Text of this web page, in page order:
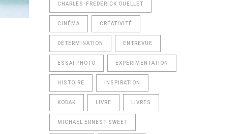
CHARLES-FREDERICK OUELLET
CINÉMA CRÉATIVITÉ
DÉTERMINATION ENTREVUE
ESSAI PHOTO EXPÉRIMENTATION
HISTOIRE INSPIRATION
KODAK LIVRE LIVRES
MICHAEL ERNEST SWEET